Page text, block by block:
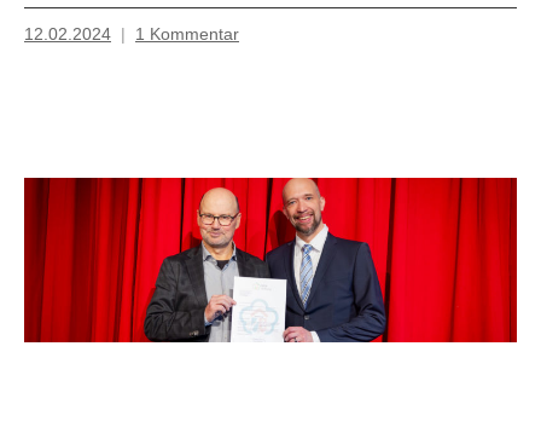
12.02.2024
Mosche
1 Kommentar